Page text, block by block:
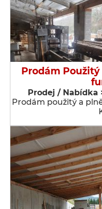
Prodám
Prodej / Nabídka
Prodám použitý a